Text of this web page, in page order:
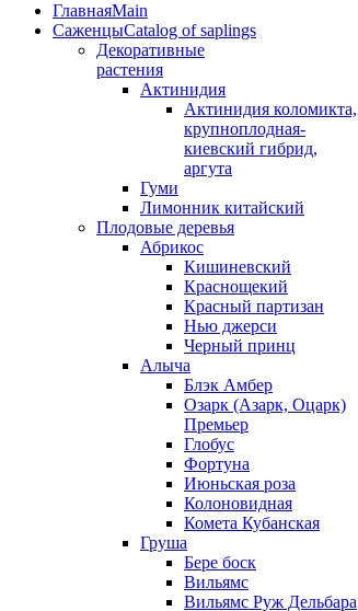
ГлавнаяMain
СаженцыCatalog of saplings
Декоративные
растения
Актинидия
Актинидия коломикта,
крупноплодная-
киевский гибрид,
аргута
Гуми
Лимонник китайский
Плодовые деревья
Абрикос
Кишиневский
Краснощекий
Красный партизан
Нью джерси
Черный принц
Алыча
Блэк Амбер
Озарк (Азарк, Оцарк)
Премьер
Глобус
Фортуна
Июньская роза
Колоновидная
Комета Кубанская
Груша
Бере боск
Вильямс
Вильямс Руж Дельбара